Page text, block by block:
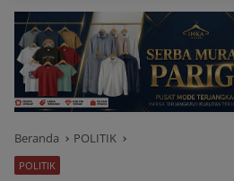
Beranda POLITIK
POLITIK